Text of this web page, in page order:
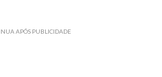
APÓS PUBLICIDADE